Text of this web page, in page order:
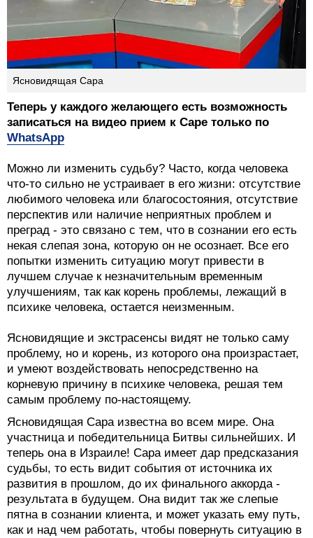
Ясновидящая Сара
Теперь у каждого желающего есть возможность
записаться на видео прием к Саре только по
WhatsApp
Можно ли изменить судьбу? Часто, когда человека
что-то сильно не устраивает в его жизни: отсутствие
любимого человека или благосостояния, отсутствие
перспектив или наличие неприятных проблем и
преград - это связано с тем, что в сознании его есть
некая слепая зона, которую он не осознает. Все его
попытки изменить ситуацию могут привести в
лучшем случае к незначительным временным
улучшениям, так как корень проблемы, лежащий в
психике человека, остается неизменным.
Ясновидящие и экстрасенсы видят не только саму
проблему, но и корень, из которого она произрастает,
и умеют воздействовать непосредственно на
корневую причину в психике человека, решая тем
самым проблему по-настоящему.
Ясновидящая Сара известна во всем мире. Она
участница и победительница Битвы сильнейших. И
теперь она в Израиле! Сара имеет дар предсказания
судьбы, то есть видит события от источника их
развития в прошлом, до их финального аккорда -
результата в будущем. Она видит так же слепые
пятна в сознании клиента, и может указать ему путь,
как и над чем работать, чтобы повернуть ситуацию в